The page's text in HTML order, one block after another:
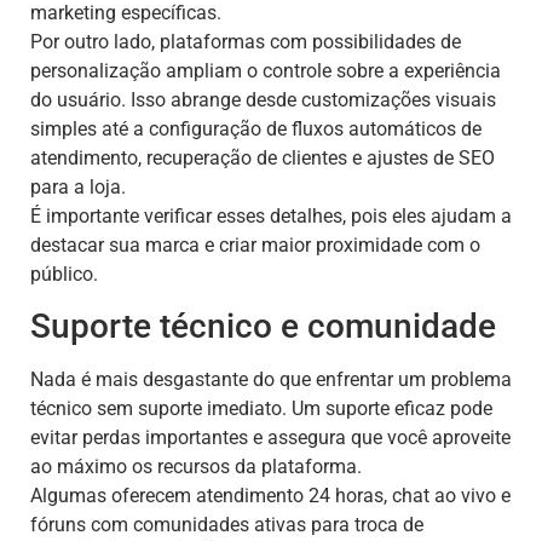
marketing específicas.
Por outro lado, plataformas com possibilidades de
personalização ampliam o controle sobre a experiência
do usuário. Isso abrange desde customizações visuais
simples até a configuração de fluxos automáticos de
atendimento, recuperação de clientes e ajustes de SEO
para a loja.
É importante verificar esses detalhes, pois eles ajudam a
destacar sua marca e criar maior proximidade com o
público.
Suporte técnico e comunidade
Nada é mais desgastante do que enfrentar um problema
técnico sem suporte imediato. Um suporte eficaz pode
evitar perdas importantes e assegura que você aproveite
ao máximo os recursos da plataforma.
Algumas oferecem atendimento 24 horas, chat ao vivo e
fóruns com comunidades ativas para troca de